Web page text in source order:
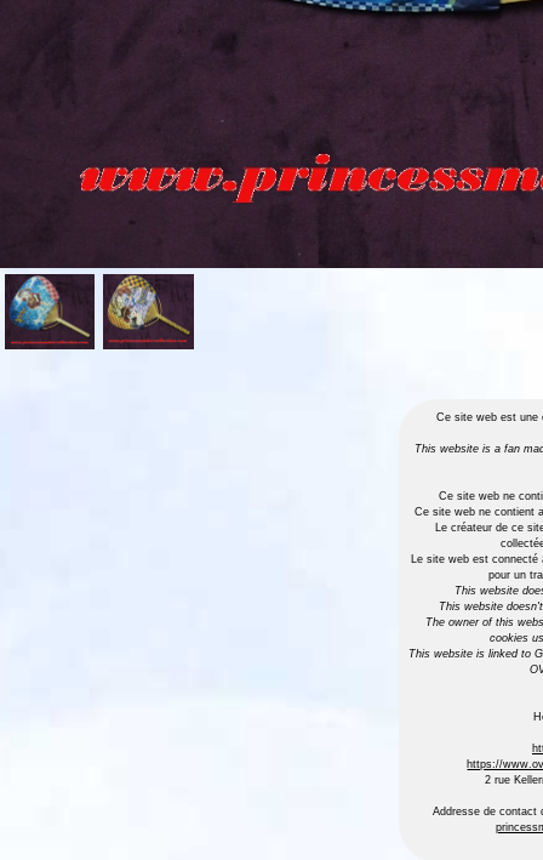
Ce site web est une
This website is a fan
Ce site web ne
Ce site web ne contient
Le créateur de ce
Le site web est connecté
pour un
This website
This website
The owner of this
cookies
This website is linked to
https://
2 rue
Addresse de contact